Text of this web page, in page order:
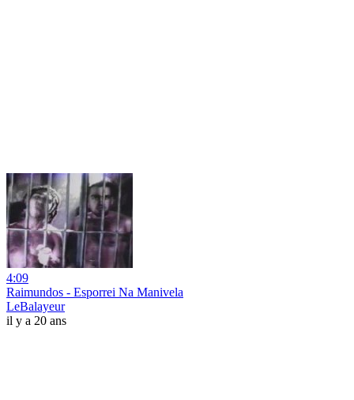
4:09
Raimundos - Esporrei Na Manivela
LeBalayeur
il y a 20 ans